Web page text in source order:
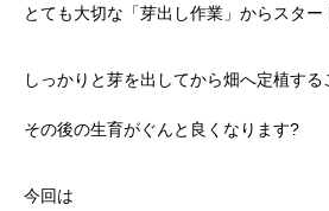
とても大切な「芽出し作業」からスター
しっかりと芽を出してから畑へ定植する
その後の生育がぐんと良くなります?
今回は